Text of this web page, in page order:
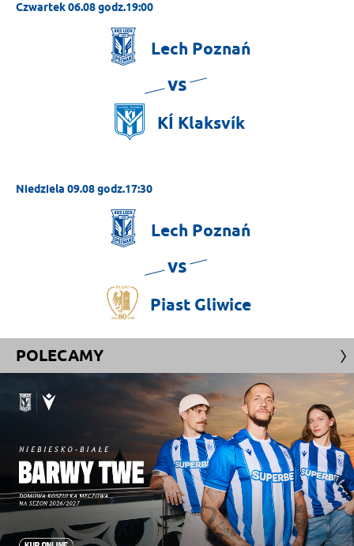
Czwartek 06.08 godz.19:00
Lech Poznań
vs
KÍ Klaksvík
Niedziela 09.08 godz.17:30
Lech Poznań
vs
Piast Gliwice
POLECAMY